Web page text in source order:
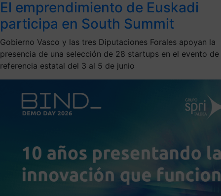
El emprendimiento de Euskadi
participa en South Summit
Gobierno Vasco y las tres Diputaciones Forales apoyan la
presencia de una selección de 28 startups en el evento de
referencia estatal del 3 al 5 de junio